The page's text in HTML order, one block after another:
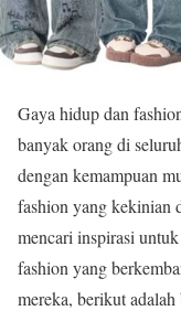
Gaya hidup dan
banyak orang di
dengan kemampuan
fashion yang kekinian
mencari inspirasi
fashion yang
mereka, berikut